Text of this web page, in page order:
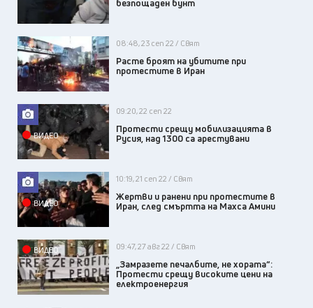
безпощаден бунт
08:48, 23 сеп 22 / Свят
Расте броят на убитите при
протестите в Иран
ВИДЕО
09:20, 22 сеп 22
Протести срещу мобилизацията в
Русия, над 1300 са арестувани
ВИДЕО
10:19, 21 сеп 22 / Свят
Жертви и ранени при протестите в
Иран, след смъртта на Махса Амини
ВИДЕО 09:47, 27 авг 22 / Свят
„Замразете печалбите, не хората“:
Протести срещу високите цени на
електроенергия